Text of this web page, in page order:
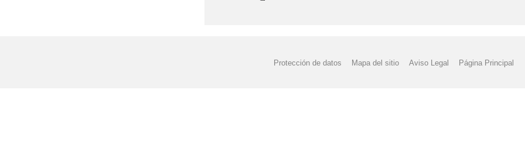
Protección de datos Mapa del sitio Aviso Legal Página Principal